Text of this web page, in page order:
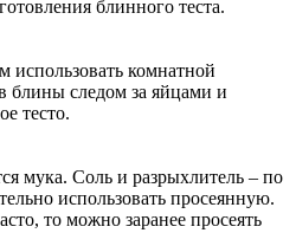
блинного теста.
использовать комнатной
блины следом за яйцами и
тесто.
мука. Соль и разрыхлитель – по
использовать просеянную.
то можно заранее просеять